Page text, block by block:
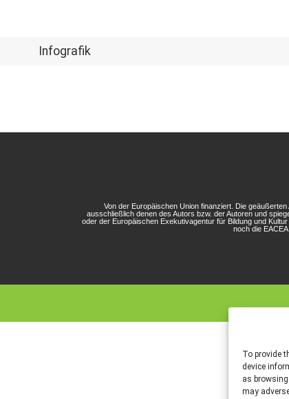
To provide
device
as
may
Infografik
Von der Europäischen Union finanziert. Die
ausschließlich denen des Autors bzw. der Autoren und
oder der Europäischen Exekutivagentur für Bildung und
noch die